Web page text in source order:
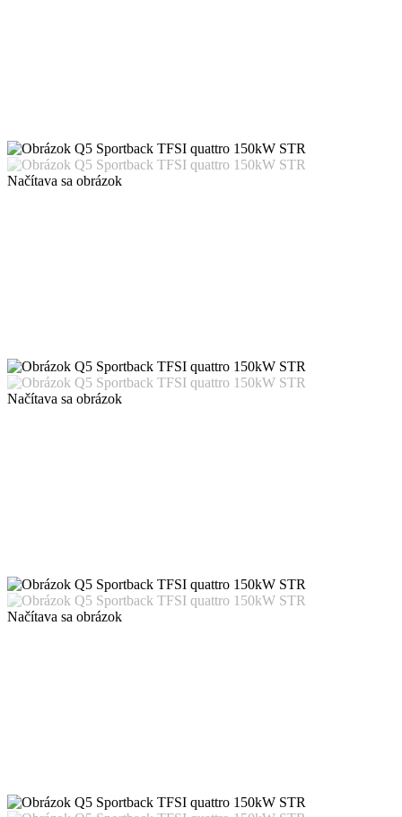
Načítava sa obrázok
Načítava sa obrázok
Načítava sa obrázok